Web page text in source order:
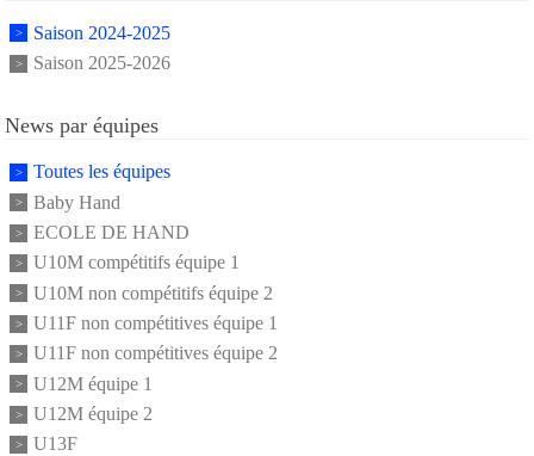
Saison 2024-2025
Saison 2025-2026
News par équipes
Toutes les équipes
Baby Hand
ECOLE DE HAND
U10M compétitifs équipe 1
U10M non compétitifs équipe 2
U11F non compétitives équipe 1
U11F non compétitives équipe 2
U12M équipe 1
U12M équipe 2
U13F